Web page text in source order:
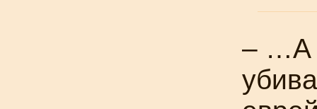
– …А